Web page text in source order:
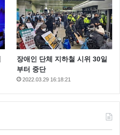
장애인 단체 지하철 시위 30일
부터 중단
2022.03.29 16:18:21